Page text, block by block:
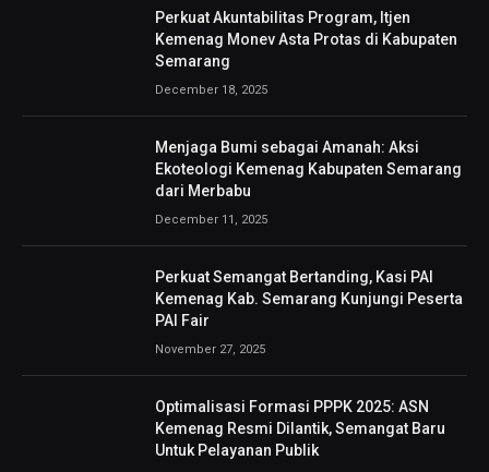
Perkuat Akuntabilitas Program, Itjen
Kemenag Monev Asta Protas di Kabupaten
Semarang
December 18, 2025
Menjaga Bumi sebagai Amanah: Aksi
Ekoteologi Kemenag Kabupaten Semarang
dari Merbabu
December 11, 2025
Perkuat Semangat Bertanding, Kasi PAI
Kemenag Kab. Semarang Kunjungi Peserta
PAI Fair
November 27, 2025
Optimalisasi Formasi PPPK 2025: ASN
Kemenag Resmi Dilantik, Semangat Baru
Untuk Pelayanan Publik